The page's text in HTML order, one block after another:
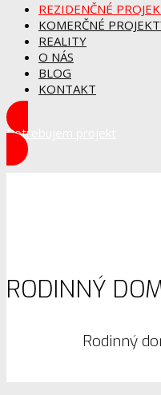
REZIDENČNÉ
KOMERČNÉ
REALITY
O NÁS
BLOG
KONTAKT
Potrebujem projekt
RODINNÝ
Rodinný